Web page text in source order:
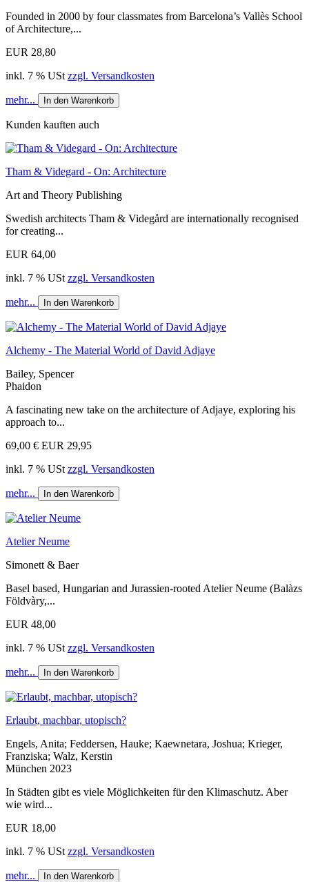
Founded in 2000 by four classmates from Barcelona’s Vallès School
of Architecture,...
EUR 28,80
inkl. 7 % USt zzgl. Versandkosten
mehr... In den Warenkorb
Kunden kauften auch
Tham & Videgard - On: Architecture
Art and Theory Publishing
Swedish architects Tham & Videgård are internationally recognised
for creating...
EUR 64,00
inkl. 7 % USt zzgl. Versandkosten
mehr... In den Warenkorb
Alchemy - The Material World of David Adjaye
Bailey, Spencer
Phaidon
A fascinating new take on the architecture of Adjaye, exploring his
approach to...
69,00 € EUR 29,95
inkl. 7 % USt zzgl. Versandkosten
mehr... In den Warenkorb
Atelier Neume
Simonett & Baer
Basel based, Hungarian and Jurassien-rooted Atelier Neume (Balàzs
Földvàry,...
EUR 48,00
inkl. 7 % USt zzgl. Versandkosten
mehr... In den Warenkorb
Erlaubt, machbar, utopisch?
Engels, Anita; Feddersen, Hauke; Kaewnetara, Joshua; Krieger,
Franziska; Walz, Kerstin
München 2023
In Städten gibt es viele Möglichkeiten für den Klimaschutz. Aber
wie wird...
EUR 18,00
inkl. 7 % USt zzgl. Versandkosten
mehr... In den Warenkorb